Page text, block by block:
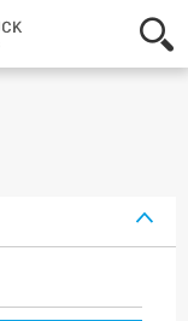
Hochschule
Osnabrück
-